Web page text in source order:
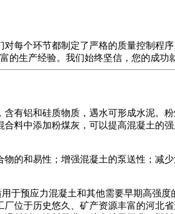
每个环节都制定了严格的质量控制程
的生产经验。我们始终坚信，您的成功
有铝和硅质物质，遇水可形成水泥。
料中添加粉煤灰，可以提高混凝土的
的和易性；增强混凝土的泵送性；减
预应力混凝土和其他需要早期高强度
位于历史悠久、矿产资源丰富的河北